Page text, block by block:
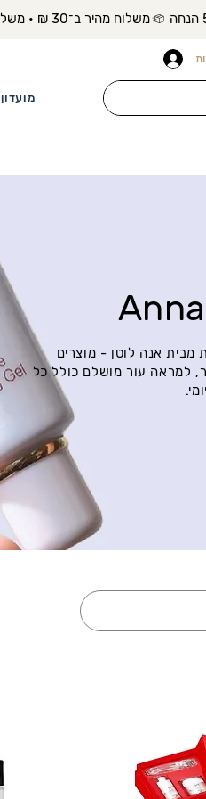
מועדון
מבית אנה לוטן - מוצרים
למראה עור מושלם כולל כל